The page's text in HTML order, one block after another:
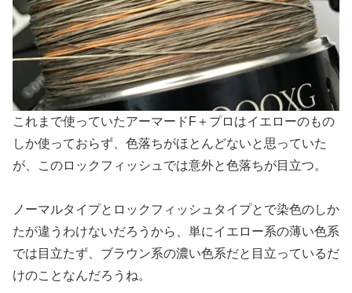
これまで使っていたアーマードF＋プロはイエローのもの
しか使っておらず、色落ちがほとんどないと思っていた
が、このロックフィッシュでは意外と色落ちが目立つ。
ノーマルタイプとロックフィッシュタイプとで染色のしか
たが違うわけないだろうから、単にイエロー系の薄い色系
では目立たず、ブラウン系の濃い色系だと目立っているだ
けのことなんだろうね。